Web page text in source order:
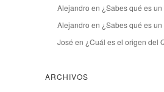
Alejandro en ¿Sabes qué es
Alejandro en ¿Sabes qué es
José en ¿Cuál es el origen del
ARCHIVOS